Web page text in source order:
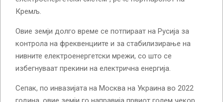
Кремљ.
Овие земји долго време се потпираат на Русија за
контрола на фреквенциите и за стабилизирање на
нивните електроенергетски мрежи, со што се
избегнуваат прекини на електрична енергија.
Сепак, по инвазијата на Москва на Украина во 2022